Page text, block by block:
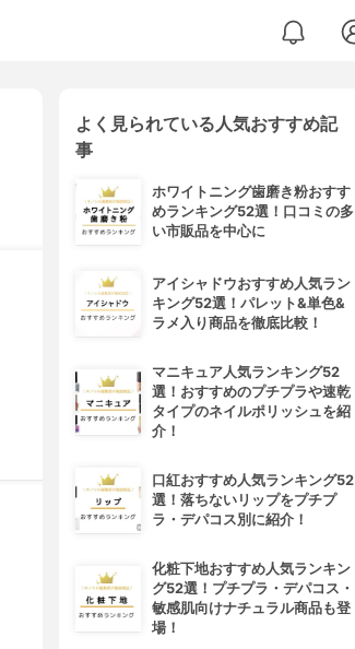
よく見られている人気おすすめ記
事
ホワイトニング歯磨き粉おすす
めランキング52選！口コミの多
い市販品を中心に
アイシャドウおすすめ人気ラン
キング52選！パレット&単色&
ラメ入り商品を徹底比較！
マニキュア人気ランキング52
選！おすすめのプチプラや速乾
タイプのネイルポリッシュを紹
介！
口紅おすすめ人気ランキング52
選！落ちないリップをプチプ
ラ・デパコス別に紹介！
化粧下地おすすめ人気ランキン
グ52選！プチプラ・デパコス・
敏感肌向けナチュラル商品も登
場！